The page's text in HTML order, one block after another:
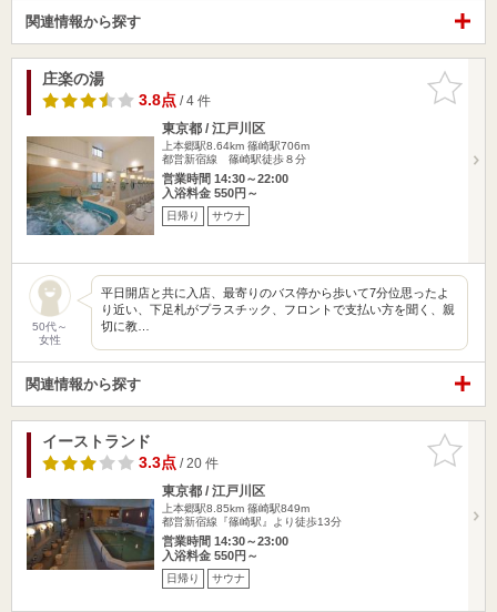
関連情報から探す
お気に入
りに追加
庄楽の湯
3.8点/ 4 件
東京都 / 江戸川区
上本郷駅8.64km 篠崎駅706m
都営新宿線 篠崎駅徒歩８分
営業時間 14:30～22:00
入浴料金 550円～
日帰り サウナ
50代～
女性
平日開店と共に入店、最寄りのバス停から歩いて7分位思ったよ
り近い、下足札がプラスチック、フロントで支払い方を聞く、親
切に教…
関連情報から探す
お気に入
りに追加
イーストランド
3.3点/ 20 件
東京都 / 江戸川区
上本郷駅8.85km 篠崎駅849m
都営新宿線『篠崎駅』より徒歩13分
営業時間 14:30～23:00
入浴料金 550円～
日帰り サウナ